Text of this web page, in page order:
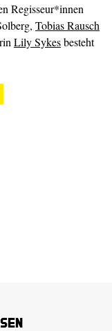
Regisseur*innen
Tobias Rausch
Lily Sykesbesteht